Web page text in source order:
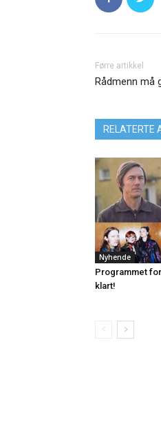
Førre artikkel
Rådmenn må
RELATERTE
Nyhende
Programmet
klart!